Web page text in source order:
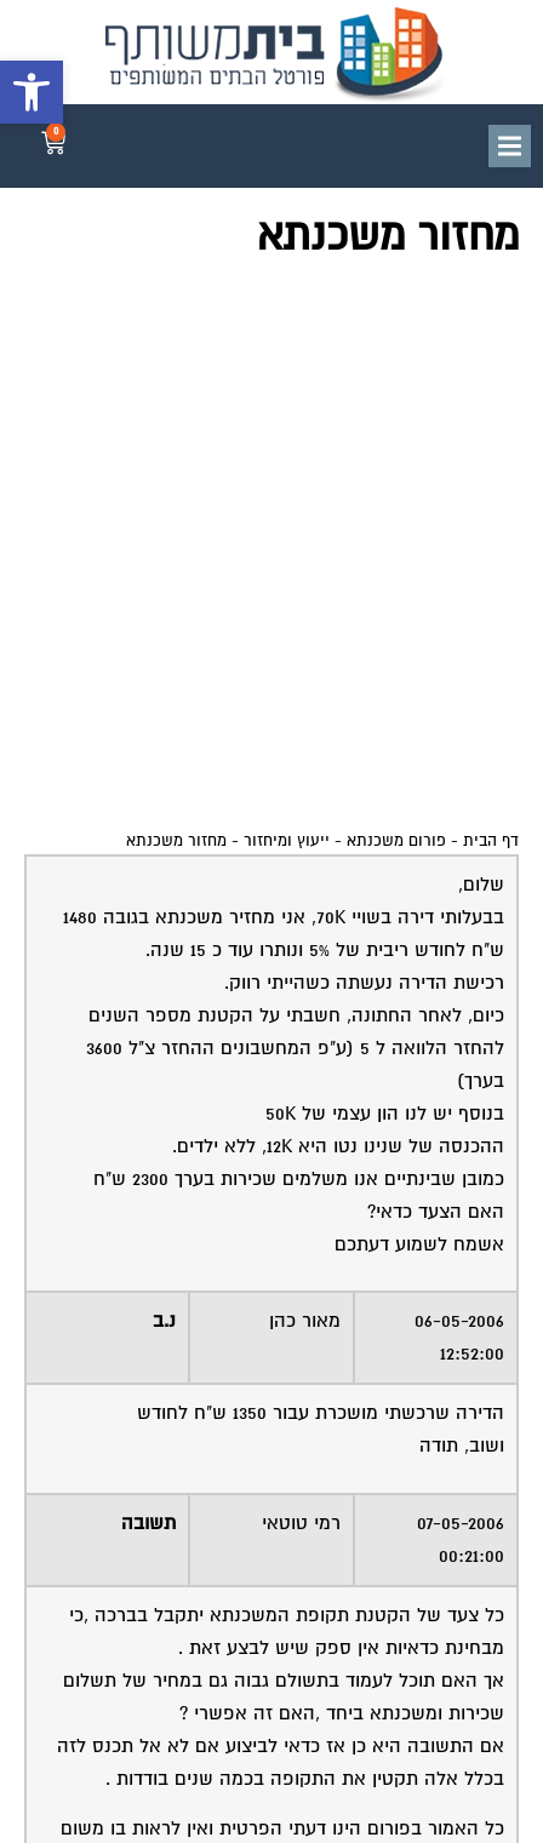
פתח
0
מחזור משכנתא
דף הבית - פורום משכנתא - ייעוץ ומיחזור - מחזור משכנתא
שלום,
בבעלותי דירה בשויי 70K, אני מחזיר משכנתא בגובה 1480
ש"ח לחודש ריבית של 5% ונותרו עוד כ 15 שנה.
רכישת הדירה נעשתה כשהייתי רווק.
כיום, לאחר החתונה, חשבתי על הקטנת מספר השנים
להחזר הלוואה ל 5 (ע"פ המחשבונים ההחזר צ"ל 3600
בערך)
בנוסף יש לנו הון עצמי של 50K
ההכנסה של שנינו נטו היא 12K, ללא ילדים.
כמובן שבינתיים אנו משלמים שכירות בערך 2300 ש"ח
האם הצעד כדאי?
אשמח לשמוע דעתכם
06-05-2006
12:52:00
מאור כהן נ.ב
הדירה שרכשתי מושכרת עבור 1350 ש"ח לחודש
ושוב, תודה
07-05-2006
00:21:00
רמי טוטאי תשובה
כל צעד של הקטנת תקופת המשכנתא יתקבל בברכה ,כי
מבחינת כדאיות אין ספק שיש לבצע זאת .
אך האם תוכל לעמוד בתשולם גבוה גם במחיר של תשלום
שכירות ומשכנתא ביחד ,האם זה אפשרי ?
אם התשובה היא כן אז כדאי לביצוע אם לא אל תכנס לזה
בכלל אלה תקטין את התקופה בכמה שנים בודדות .
כל האמור בפורום הינו דעתי הפרטית ואין לראות בו משום